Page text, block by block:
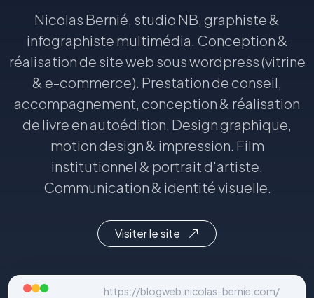
Nicolas Bernié, studio NB, graphiste &
infographiste multimédia. Conception &
réalisation de site web sous wordpress (vitrine
& e-commerce). Prestation de conseil,
accompagnement, conception & réalisation
de livre en autoédition. Design graphique,
motion design & impression. Film
institutionnel & portrait d'artiste.
Communication & identité visuelle.
Visiter le site
https://blogweb.nicolas-bernie.com/